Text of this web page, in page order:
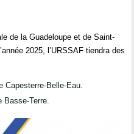
de la Guadeloupe et de Saint-
2025, l’URSSAF tiendra des
Capesterre-Belle-Eau.
Basse-Terre.